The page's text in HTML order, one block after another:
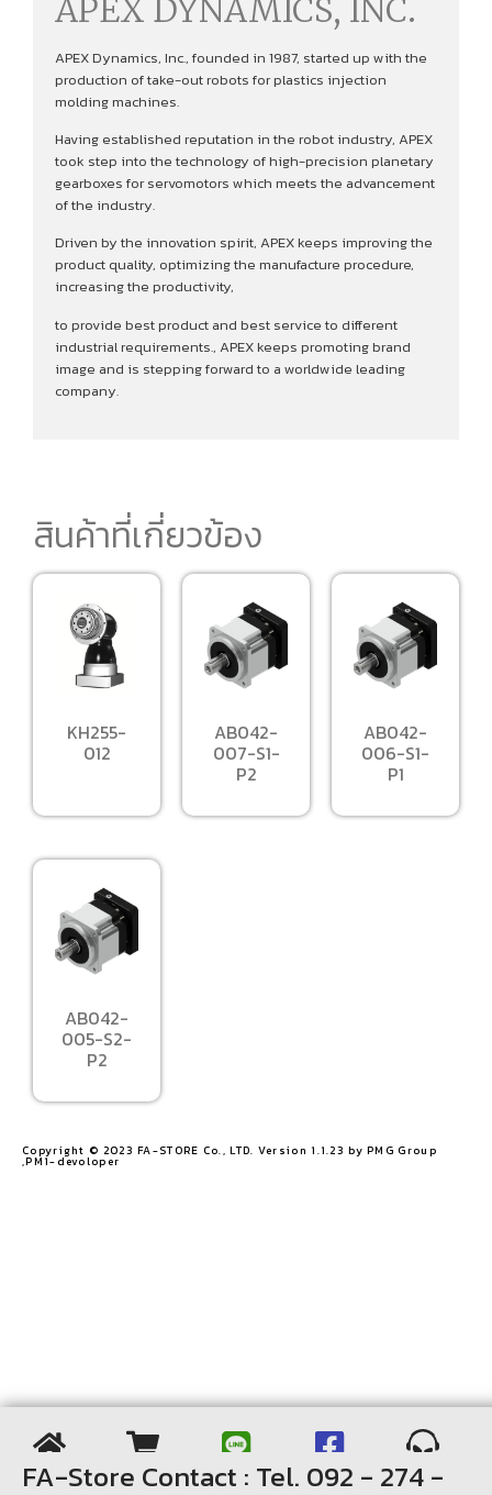
APEX DYNAMICS, INC.
APEX Dynamics, Inc., founded in 1987, started up with the
production of take-out robots for plastics injection
molding machines.
Having established reputation in the robot industry, APEX
took step into the technology of high-precision planetary
gearboxes for servomotors which meets the advancement
of the industry.
Driven by the innovation spirit, APEX keeps improving the
product quality, optimizing the manufacture procedure,
increasing the productivity,
to provide best product and best service to different
industrial requirements., APEX keeps promoting brand
image and is stepping forward to a worldwide leading
company.
สินค้าที่เกี่ยวข้อง
KH255-
012
AB042-
007-S1-
P2
AB042-
006-S1-
P1
AB042-
005-S2-
P2
Copyright © 2023 FA-STORE Co., LTD. Version 1.1.23 by PMG Group
,PM1-devoloper​
FA-Store Contact : Tel. 092 - 274 -